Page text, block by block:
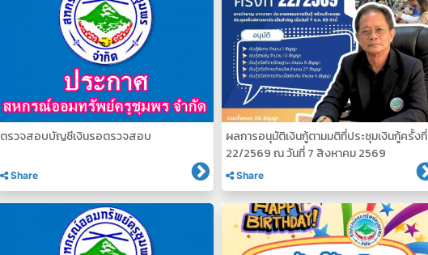
ตรวจสอบบัญชีเงินรอตรวจสอบ
Share
ผลการอนุมัติเงินกู้ตามมติที่ประชุมเงินกู้ครั้งที่
22/2569 ณ วันที่ 7 สิงหาคม 2569
Share